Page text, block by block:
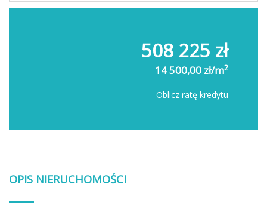
508 225 zł
14 500,00 zł/m2
Oblicz ratę kredytu
OPIS NIERUCHOMOŚCI